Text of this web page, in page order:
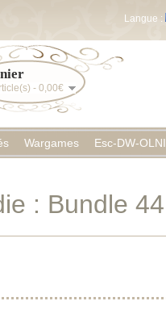
Langue :
- 0,00€
Wargames Esc-DW-OLNI
: Bundle 44